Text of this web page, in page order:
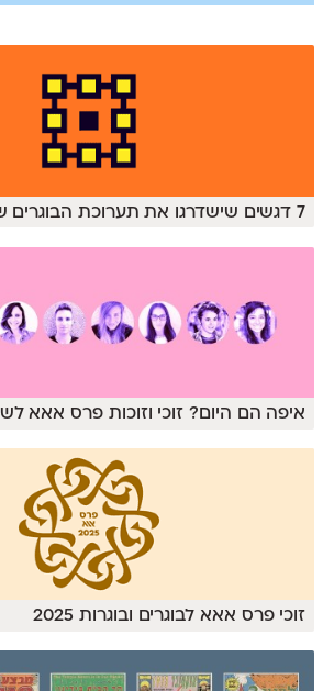
7 דגשים שישדרגו את תערוכת הבוגרים שלכם
איפה הם היום? זוכי וזוכות פרס אאא
זוכי פרס אאא לבוגרים ובוגרות 2025